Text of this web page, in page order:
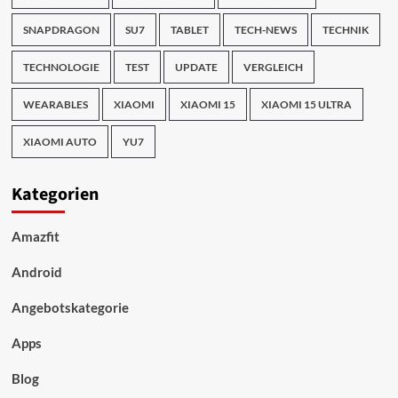
SNAPDRAGON SU7 TABLET TECH-NEWS TECHNIK
TECHNOLOGIE TEST UPDATE VERGLEICH
WEARABLES XIAOMI XIAOMI 15 XIAOMI 15 ULTRA
XIAOMI AUTO YU7
Kategorien
Amazfit
Android
Angebotskategorie
Apps
Blog